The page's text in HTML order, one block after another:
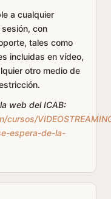
a cualquier
con
tales como
incluidas en vídeo,
otro medio de
web del ICAB:
espera-de-la-